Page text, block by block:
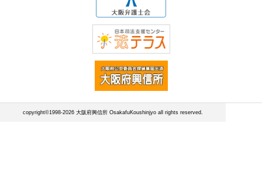
copyright©1998-2026 大阪府興信所 OsakafuKoushinjyo all rights reserved.